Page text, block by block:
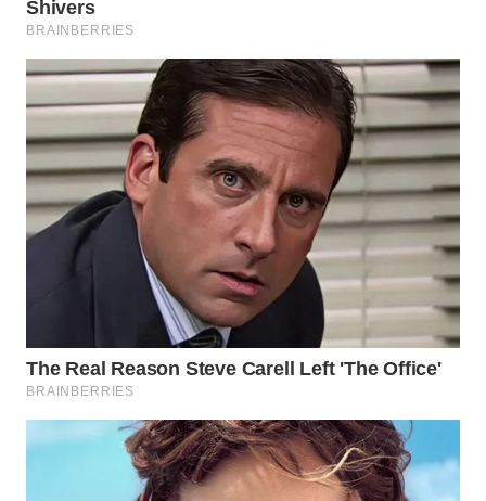
NEWS
WAHANA
WAHANA
ADVOKAT
WAHANA
INFRASTRUKTUR
WAHANA